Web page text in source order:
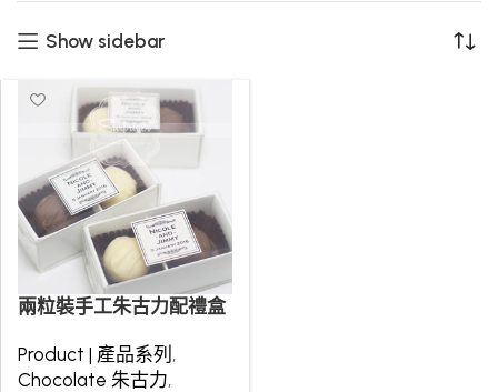
Show sidebar
兩粒裝手工朱古力配禮盒
Product | 產品系列 ,
Chocolate 朱古力,